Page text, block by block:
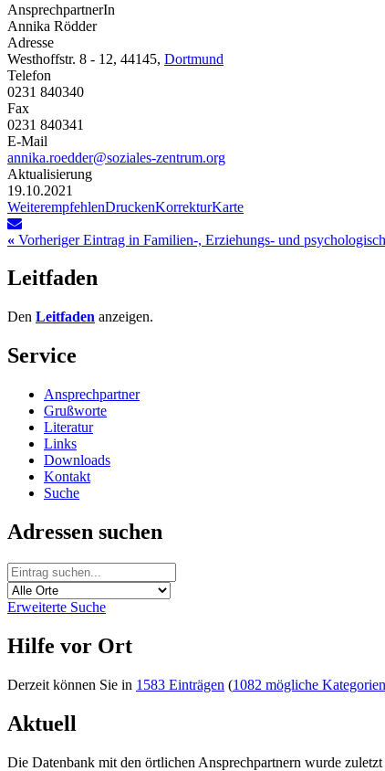
AnsprechpartnerIn
Annika Rödder
Adresse
Westhoffstr. 8 - 12, 44145, Dortmund
Telefon
0231 840340
Fax
0231 840341
E-Mail
annika.roedder@soziales-zentrum.org
Aktualisierung
19.10.2021
WeiterempfehlenDruckenKorrekturKarte
« Vorheriger Eintrag in Familien-, Erziehungs- und
Leitfaden
Den Leitfaden anzeigen.
Service
Ansprechpartner
Grußworte
Literatur
Links
Downloads
Kontakt
Suche
Adressen suchen
Erweiterte Suche
Hilfe vor Ort
Derzeit können Sie in 1583 Einträgen (1082 mögliche Kategorien
Aktuell
Die Datenbank mit den örtlichen Ansprechpartnern wurde